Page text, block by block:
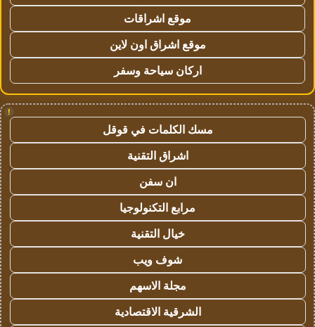
موقع اشراقات
موقع اشراق اون لاين
اركان سياحة وسفر
!
مسك الكلمات في قوقل
اشراق التقنية
ان سفن
مرابع التكنولوجيا
خيال التقنية
شوف ويب
مجلة الاسهم
الشرقية الاقتصادية